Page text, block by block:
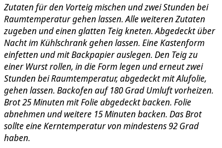
Zutaten für den Vorteig mischen und zwei Stunden bei
Raumtemperatur gehen lassen. Alle weiteren Zutaten
zugeben und einen glatten Teig kneten. Abgedeckt über
Nacht im Kühlschrank gehen lassen. Eine Kastenform
einfetten und mit Backpapier auslegen. Den Teig zu
einer Wurst rollen, in die Form legen und erneut zwei
Stunden bei Raumtemperatur, abgedeckt mit Alufolie,
gehen lassen. Backofen auf 180 Grad Umluft vorheizen.
Brot 25 Minuten mit Folie abgedeckt backen. Folie
abnehmen und weitere 15 Minuten backen. Das Brot
sollte eine Kerntemperatur von mindestens 92 Grad
haben.